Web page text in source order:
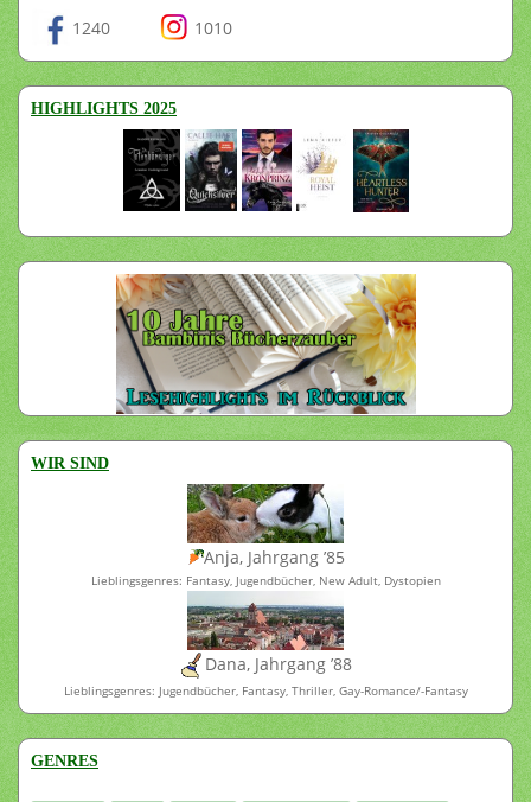
1240 1010
HIGHLIGHTS 2025
WIR SIND
Anja, Jahrgang ’85
Lieblingsgenres: Fantasy, Jugendbücher, New Adult, Dystopien
Dana, Jahrgang ’88
Lieblingsgenres: Jugendbücher, Fantasy, Thriller, Gay-Romance/-Fantasy
GENRES